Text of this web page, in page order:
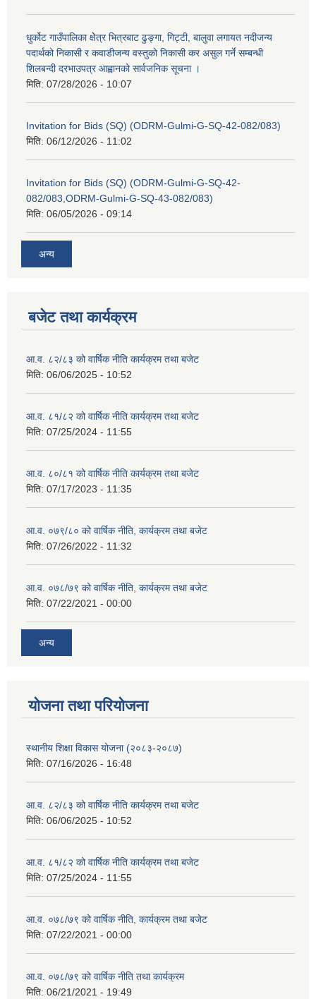
धुर्कोट गाउँपालिका क्षेेत्र भित्रबाट ढुङ्गा, गिट्टी, बालुवा लगायत नदीजन्य
पदार्थको निकासी र कवाडीजन्य वस्तुको निकासी कर असुल गर्ने सम्बन्धी
शिलबन्दी दरभाउपत्र आह्वानको सार्वजनिक सूचना ।
मिति: 07/28/2026 - 10:07
Invitation for Bids (SQ) (ODRM-Gulmi-G-SQ-42-082/083)
मिति: 06/12/2026 - 11:02
Invitation for Bids (SQ) (ODRM-Gulmi-G-SQ-42-
082/083,ODRM-Gulmi-G-SQ-43-082/083)
मिति: 06/05/2026 - 09:14
अन्य
बजेट तथा कार्यक्रम
आ.व. ८२/८३ को वार्षिक नीति कार्यक्रम तथा बजेट
मिति: 06/06/2025 - 10:52
आ.व. ८१/८२ को वार्षिक नीति कार्यक्रम तथा बजेट
मिति: 07/25/2024 - 11:55
आ.व. ८०/८१ को वार्षिक नीति कार्यक्रम तथा बजेट
मिति: 07/17/2023 - 11:35
आ.व. ०७९/८० को वार्षिक नीति, कार्यक्रम तथा बजेट
मिति: 07/26/2022 - 11:32
आ.व. ०७८/७९ को वार्षिक नीति, कार्यक्रम तथा बजेट
मिति: 07/22/2021 - 00:00
अन्य
याेजना तथा परियाेजना
स्थानीय शिक्षा विकास योजना (२०८३-२०८७)
मिति: 07/16/2026 - 16:48
आ.व. ८२/८३ को वार्षिक नीति कार्यक्रम तथा बजेट
मिति: 06/06/2025 - 10:52
आ.व. ८१/८२ को वार्षिक नीति कार्यक्रम तथा बजेट
मिति: 07/25/2024 - 11:55
आ.व. ०७८/७९ को वार्षिक नीति, कार्यक्रम तथा बजेट
मिति: 07/22/2021 - 00:00
आ.व. ०७८/७९ को वार्षिक नीति तथा कार्यक्रम
मिति: 06/21/2021 - 19:49